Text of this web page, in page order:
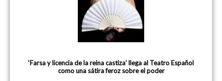
‘Farsa y licencia de la reina castiza’ llega al Teatro Español
como una sátira feroz sobre el poder